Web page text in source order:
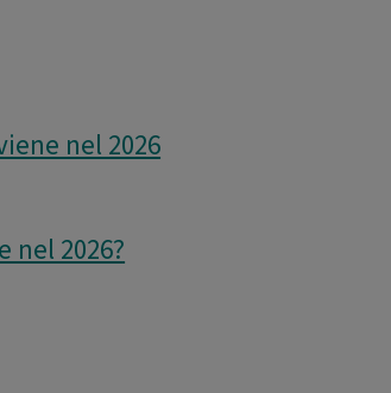
nel 2026
nel 2026?